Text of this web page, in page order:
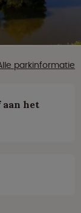
parkinformatie
het